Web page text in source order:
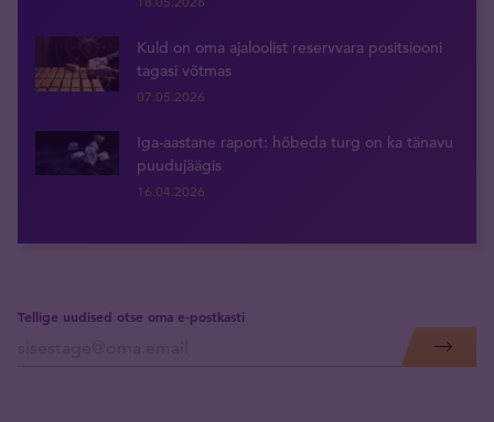
Kuld on oma ajaloolist reservvara positsiooni
tagasi võtmas
07.05.2026
Iga-aastane raport: hõbeda turg on ka tänavu
puudujäägis
16.04.2026
Tellige uudised otse oma e-postkasti